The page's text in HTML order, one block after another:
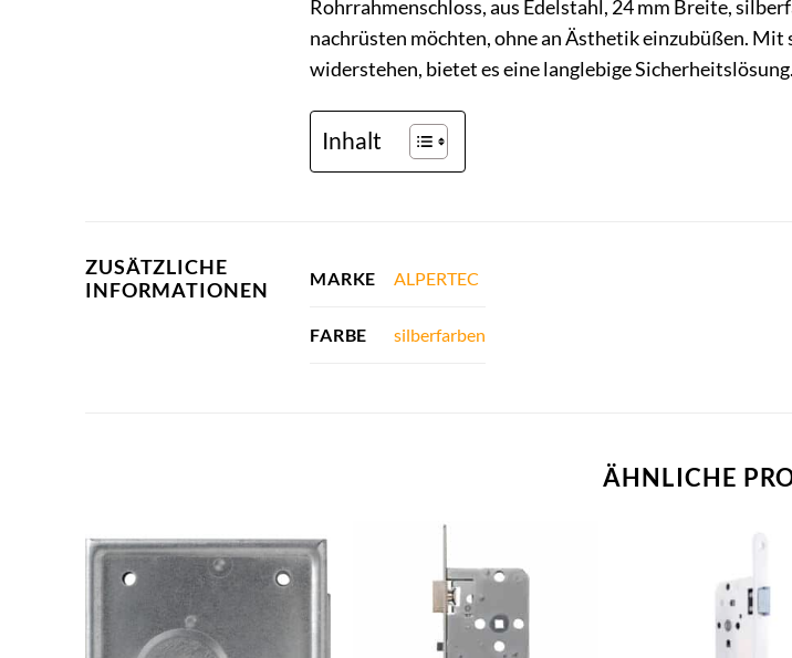
Rohrrahmenschloss, aus Edelstahl, 24 mm Breite,
nachrüsten möchten, ohne an Ästhetik einzubüßen.
widerstehen, bietet es eine langlebige Sicherheitslösung.
Inhalt
ZUSÄTZLICHE
INFORMATIONEN
MARKE ALPERTEC
FARBE silberfarben
ÄHNLICHE